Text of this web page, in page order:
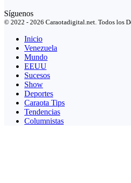
Síguenos
© 2022 - 2026 Caraotadigital.net. Todos los
Inicio
Venezuela
Mundo
EEUU
Sucesos
Show
Deportes
Caraota Tips
Tendencias
Columnistas